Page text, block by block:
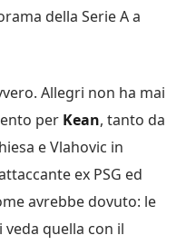
della Serie A a
Allegri non ha mai
per Kean, tanto da
e Vlahovic in
ex PSG ed
avrebbe dovuto: le
quella con il